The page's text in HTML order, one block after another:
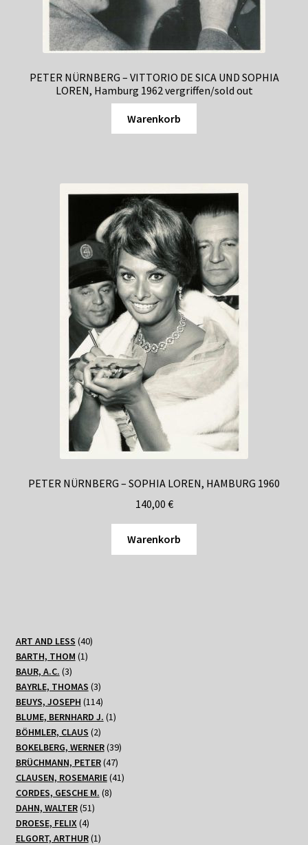
PETER NÜRNBERG – VITTORIO DE SICA UND SOPHIA
LOREN, Hamburg 1962 vergriffen/sold out
Warenkorb
PETER NÜRNBERG – SOPHIA LOREN, HAMBURG 1960
140,00 €
Warenkorb
ART AND LESS 4040
BARTH, THOM 11
BAUR, A.C. 33
Produkte
BAYRLE, THOMAS 33
Produkte
BEUYS, JOSEPH 114114
Produkte
BLUME, BERNHARD J. 11
BÖHMLER, CLAUS 22
Produkte
BOKELBERG, WERNER 3939
BRÜCHMANN, PETER 4747
Produkte
CLAUSEN, ROSEMARIE 4141
CORDES, GESCHE M. 88
DAHN, WALTER 5151
DROESE, FELIX 44
Produkte
ELGORT, ARTHUR 11